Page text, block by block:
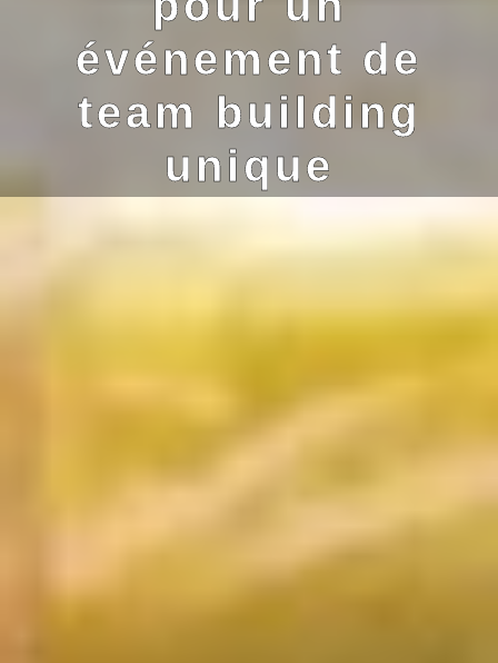
événement de
team building
unique